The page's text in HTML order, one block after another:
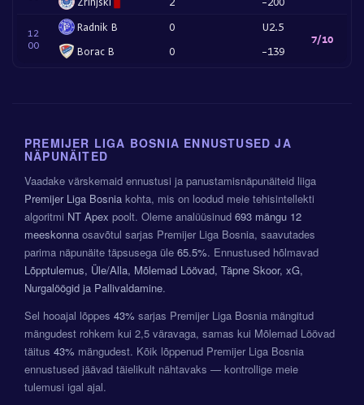
12
00
Radnik B
Borac B
0
0
U2.5
-139
7/10
PREMIJER LIGA BOSNIA ENNUSTUSED JA
NÄPUNÄITED
Vaadake värskemaid ennustusi ja panustamisnäpunäiteid liiga
Premijer Liga Bosnia kohta, mis on loodud meie tehisintellekti
algoritmi NT Apex poolt. Oleme analüüsinud 693 mängu 12
meeskonna osavõtul sarjas Premijer Liga Bosnia, saavutades
parima näpunäite täpsusega üle 65.5%. Ennustused hõlmavad
Lõpptulemus, Üle/Alla, Mõlemad Löövad, Täpne Skoor, xG,
Nurgalöögid ja Pallivaldamine.
Sel hooajal lõppes 43% sarjas Premijer Liga Bosnia mängitud
mängudest rohkem kui 2,5 väravaga, samas kui Mõlemad Löövad
täitus 43% mängudest. Kõik lõppenud Premijer Liga Bosnia
ennustused jäävad täielikult nähtavaks — kontrollige meie
tulemusi igal ajal.